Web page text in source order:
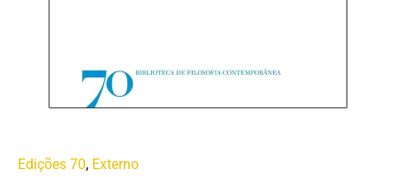
Edições 70, Externo